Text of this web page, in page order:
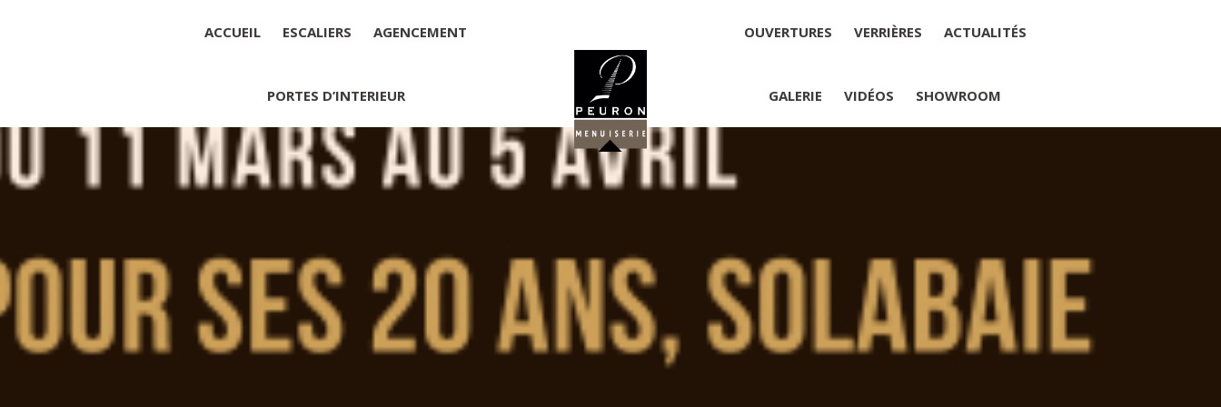
ACCUEIL ESCALIERS AGENCEMENT
PORTES D’INTERIEUR
OUVERTURES VERRIÈRES ACTUALITÉS
GALERIE VIDÉOS SHOWROOM
Société : MENUISERIE YANNICK PEURON
Forme juridique : SARL unipersonnelle
Représentant légal de la société, responsable de la publication et exploitant du site internet : M Yannick PEURON